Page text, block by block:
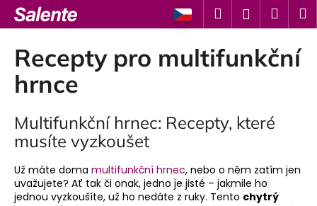
Přejít
obsah
Hledat
Recepty pro multifunkční
hrnce
Multifunkční hrnec: Recepty, které
musíte vyzkoušet
Už máte doma multifunkční hrnec, nebo o něm zatím jen
uvažujete? Ať tak či onak, jedno je jisté – jakmile ho
jednou vyzkoušíte, už ho nedáte z ruky. Tento chytrý
o
Zpět
Zpět
C
o
p
o
t
ř
e